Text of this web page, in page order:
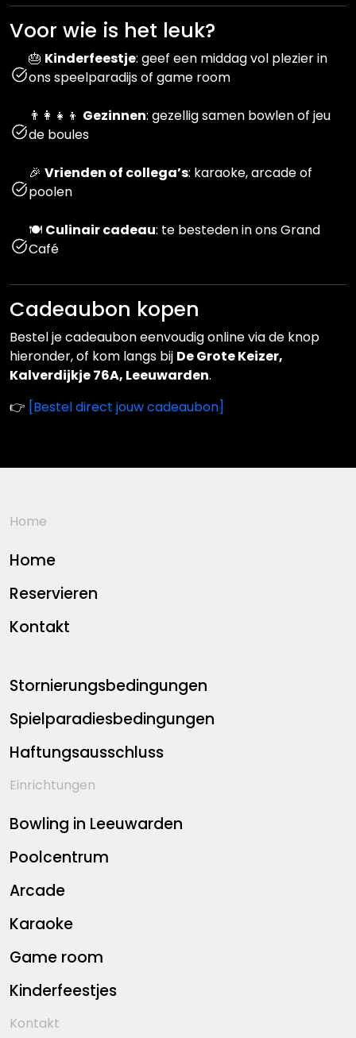
Voor wie is het leuk?
🎂 Kinderfeestje: geef een middag vol plezier in
ons speelparadijs of game room
👨‍👩‍👧‍👦 Gezinnen: gezellig samen bowlen of jeu
de boules
🎉 Vrienden of collega’s: karaoke, arcade of
poolen
🍽️ Culinair cadeau: te besteden in ons Grand
Café
Cadeaubon kopen
Bestel je cadeaubon eenvoudig online via de knop
hieronder, of kom langs bij De Grote Keizer,
Kalverdijkje 76A, Leeuwarden.
👉 [Bestel direct jouw cadeaubon]
Home
Home
Reservieren
Kontakt
Stornierungsbedingungen
Spielparadiesbedingungen
Haftungsausschluss
Einrichtungen
Bowling in Leeuwarden
Poolcentrum
Arcade
Karaoke
Game room
Kinderfeestjes
Kontakt